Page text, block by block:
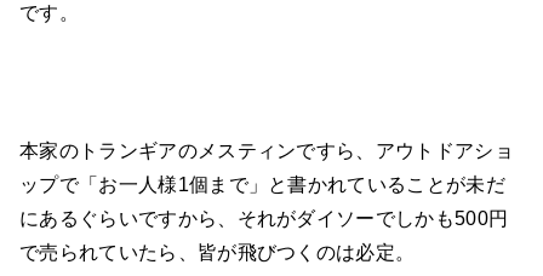
です。
本家のトランギアのメスティンですら、アウトドアショ
ップで「お一人様1個まで」と書かれていることが未だ
にあるぐらいですから、それがダイソーでしかも500円
で売られていたら、皆が飛びつくのは必定。